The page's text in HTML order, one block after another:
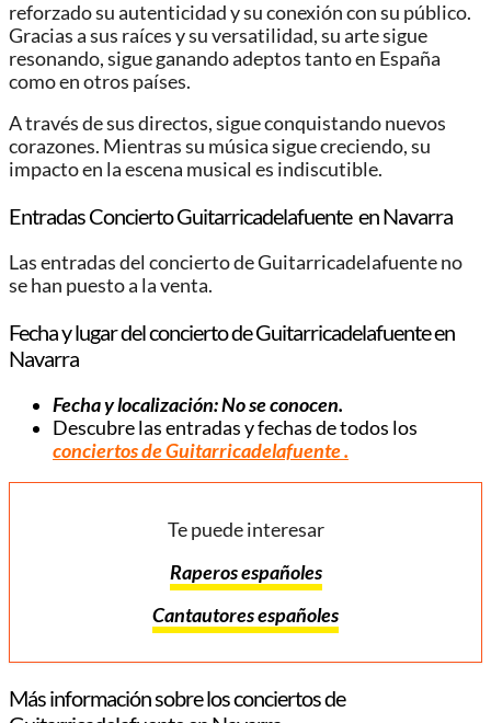
reforzado su autenticidad y su conexión con su público.
Gracias a sus raíces y su versatilidad, su arte sigue
resonando, sigue ganando adeptos tanto en España
como en otros países.
A través de sus directos, sigue conquistando nuevos
corazones. Mientras su música sigue creciendo, su
impacto en la escena musical es indiscutible.
Entradas Concierto Guitarricadelafuente en Navarra
Las entradas del concierto de Guitarricadelafuente no
se han puesto a la venta.
Fecha y lugar del concierto de Guitarricadelafuente en
Navarra
Fecha y localización: No se conocen.
Descubre las entradas y fechas de todos los
conciertos de Guitarricadelafuente .
Te puede interesar
Raperos españoles
Cantautores españoles
Más información sobre los conciertos de